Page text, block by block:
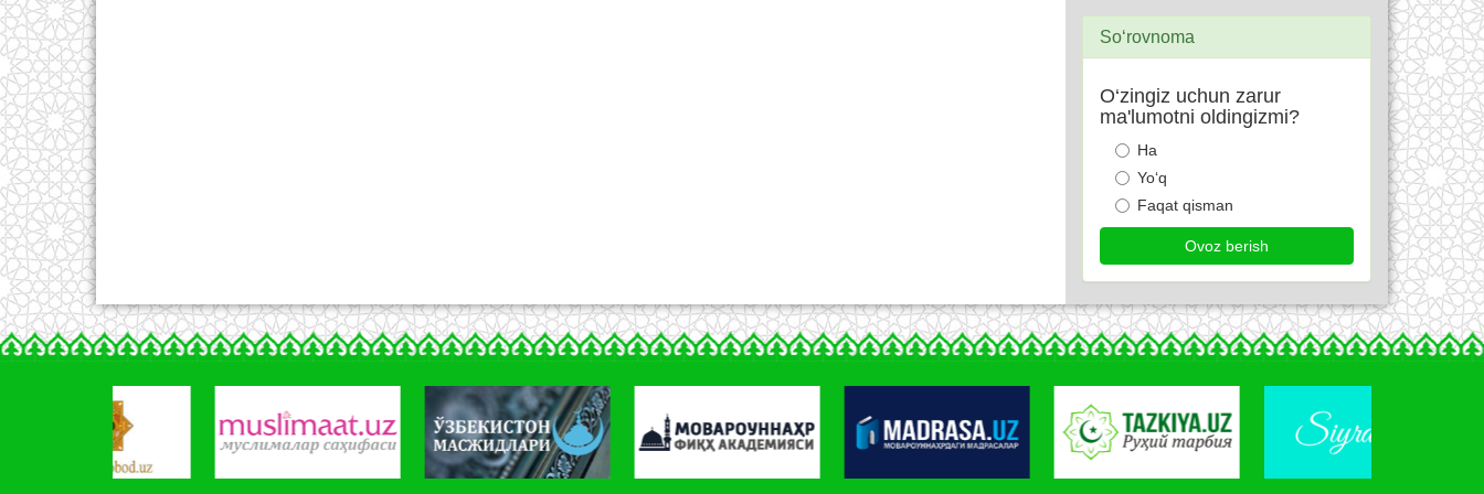
So‘rovnoma
O‘zingiz uchun zarur
ma'lumotni oldingizmi?
Ha
Yo‘q
Faqat qisman